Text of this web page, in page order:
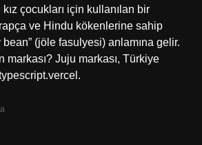
çocukları için kullanılan bir
ve Hindu kökenlerine sahip
(jöle fasulyesi) anlamına gelir.
markası? Juju markası, Türkiye